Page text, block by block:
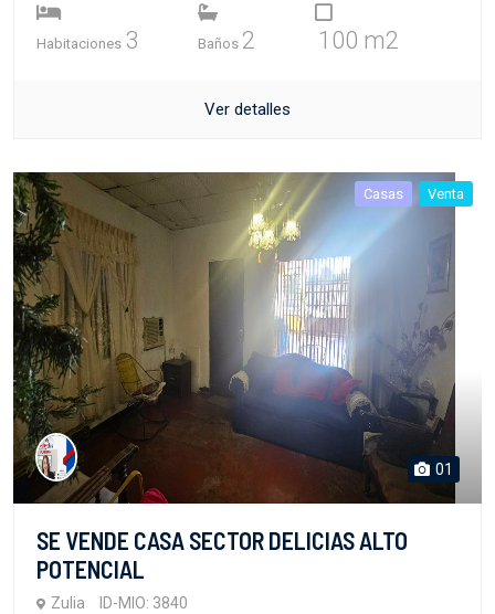
Habitaciones 3 Baños 2 100 m2
Ver detalles
Casas Venta
01
SE VENDE CASA SECTOR DELICIAS ALTO
POTENCIAL
Zulia ID-MIO: 3840